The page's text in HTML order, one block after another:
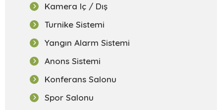
Ara
Kamera Iç / Dış
Turnike Sistemi
Yangın Alarm Sistemi
Anons Sistemi
Konferans Salonu
Spor Salonu